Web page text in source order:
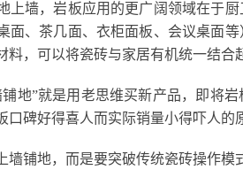
上墙，岩板应用的更广阔领域在于
面、茶几面、衣柜面板、会议桌面
料，可以将瓷砖与家居有机统一结合
地”就是用老思维买新产品，即将
口碑好得喜人而实际销量小得吓人的
墙铺地，而是要突破传统瓷砖操作模